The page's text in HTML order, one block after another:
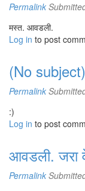
Permalink
मस्त. आवडली.
Log in to post
(No subject)
Permalink
:)
Log in to post
आवडली. जरा
Permalink